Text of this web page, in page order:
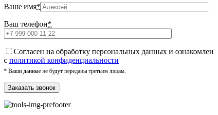
Ваше имя*
Ваш телефон*
Cогласен на обработку персональных данных и ознакомлен
с политикой конфиденциальности
* Ваши данные не будут переданы третьим лицам.